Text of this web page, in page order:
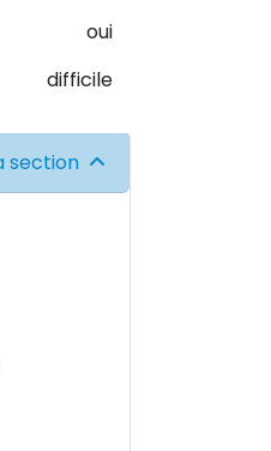
oui
difficile
section